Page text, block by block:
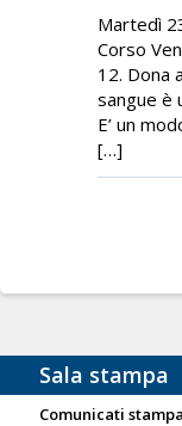
Martedì
Corso
12. Dona
sangue è
E’ un
[…]
Sala stampa
Comunicati stampa